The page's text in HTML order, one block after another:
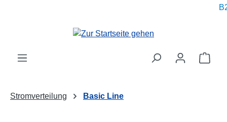
Stromverteilung Basic Line